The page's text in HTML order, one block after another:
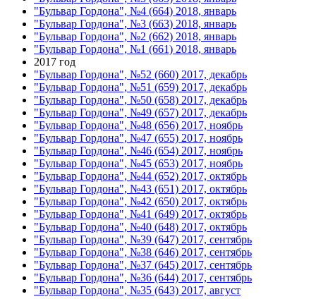
"Бульвар Гордона", №4 (664) 2018, январь
"Бульвар Гордона", №3 (663) 2018, январь
"Бульвар Гордона", №2 (662) 2018, январь
"Бульвар Гордона", №1 (661) 2018, январь
2017 год
"Бульвар Гордона", №52 (660) 2017, декабрь
"Бульвар Гордона", №51 (659) 2017, декабрь
"Бульвар Гордона", №50 (658) 2017, декабрь
"Бульвар Гордона", №49 (657) 2017, декабрь
"Бульвар Гордона", №48 (656) 2017, ноябрь
"Бульвар Гордона", №47 (655) 2017, ноябрь
"Бульвар Гордона", №46 (654) 2017, ноябрь
"Бульвар Гордона", №45 (653) 2017, ноябрь
"Бульвар Гордона", №44 (652) 2017, октябрь
"Бульвар Гордона", №43 (651) 2017, октябрь
"Бульвар Гордона", №42 (650) 2017, октябрь
"Бульвар Гордона", №41 (649) 2017, октябрь
"Бульвар Гордона", №40 (648) 2017, октябрь
"Бульвар Гордона", №39 (647) 2017, сентябрь
"Бульвар Гордона", №38 (646) 2017, сентябрь
"Бульвар Гордона", №37 (645) 2017, сентябрь
"Бульвар Гордона", №36 (644) 2017, сентябрь
"Бульвар Гордона", №35 (643) 2017, август